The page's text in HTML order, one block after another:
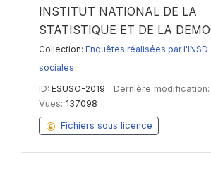
INSTITUT NATIONAL DE LA
STATISTIQUE ET DE LA
Collection: Enquêtes réalisées par l'INSD
sociales
ID: ESUSO-2019 Dernière modification:
Vues: 137098
Fichiers sous licence